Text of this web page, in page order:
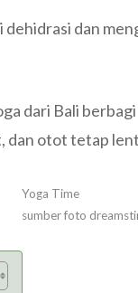
dehidrasi dan
dari Bali
dan otot tetap
Yoga Time
sumber foto